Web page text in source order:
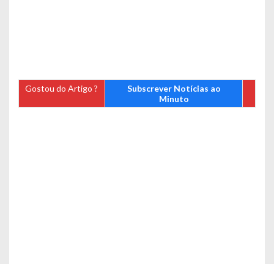
Gostou do Artigo ?
Subscrever Notícias ao
Minuto